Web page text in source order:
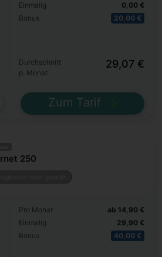
Einmalig
Bonus
0,00 €
20,00 €
Durchschnitt
p. Monat
29,07 €
Zum Tarif
250
Pro Monat
Einmalig
Bonus
ab 14,90 €
29,90 €
40,00 €